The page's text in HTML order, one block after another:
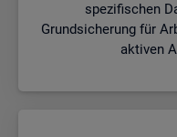
spezifischen
Grundsicherung für
aktiven